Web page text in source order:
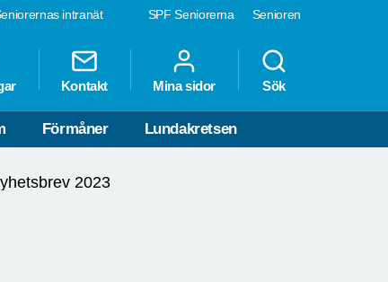
SPF Seniorerna Senioren
intranät
Kontakt Mina sidor Sök
Förmåner Lundakretsen
2023